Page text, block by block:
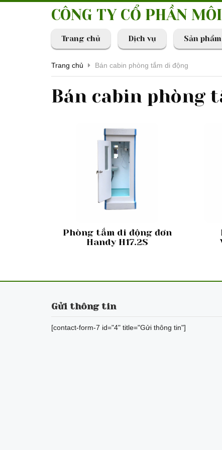
CÔNG TY CỔ PHẦN
Trang chủ Dịch vụ Sản phẩm
Trang chủ Bán cabin phòng tắm di động
Bán cabin phòng
Phòng tắm di động đơn
Handy H17.2S
Gửi thông tin
[contact-form-7 id="4" title="Gửi thông tin"]